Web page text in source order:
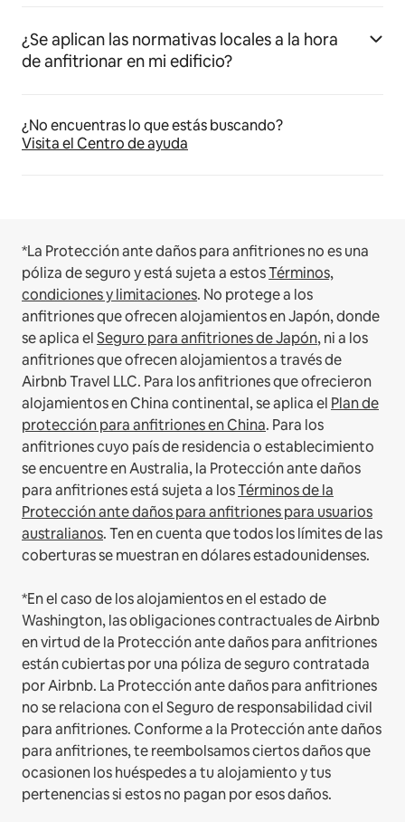
¿Se aplican las normativas locales a la hora
de anfitrionar en mi edificio?
¿No encuentras lo que estás buscando?
Visita el Centro de ayuda
*La Protección ante daños para anfitriones no es una
póliza de seguro y está sujeta a estosTérminos,
condiciones y limitaciones. No protege a los
anfitriones que ofrecen alojamientos en Japón, donde
se aplica elSeguro para anfitriones de Japón, ni a los
anfitriones que ofrecen alojamientos a través de
Airbnb Travel LLC. Para los anfitriones que ofrecieron
alojamientos en China continental, se aplica el Plan de
protección para anfitriones en China. Para los
anfitriones cuyo país de residencia o establecimiento
se encuentre en Australia, la Protección ante daños
para anfitriones está sujeta a losTérminos de la
Protección ante daños para anfitriones para usuarios
australianos. Ten en cuenta que todos los límites de las
coberturas se muestran en dólares estadounidenses.
*En el caso de los alojamientos en el estado de
Washington, las obligaciones contractuales de Airbnb
en virtud de la Protección ante daños para anfitriones
están cubiertas por una póliza de seguro contratada
por Airbnb. La Protección ante daños para anfitriones
no se relaciona con el Seguro de responsabilidad civil
para anfitriones. Conforme a la Protección ante daños
para anfitriones, te reembolsamos ciertos daños que
ocasionen los huéspedes a tu alojamiento y tus
pertenencias si estos no pagan por esos daños.